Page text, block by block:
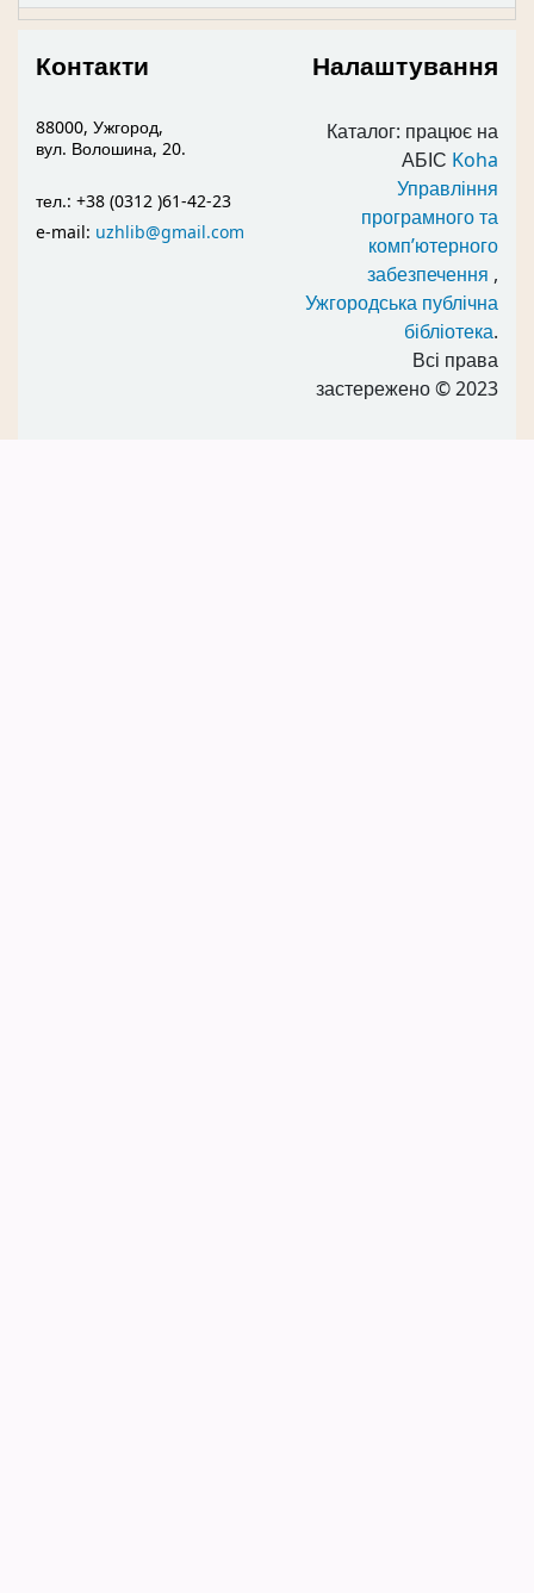
Контакти
88000, Ужгород,
вул. Волошина, 20.
тел.: +38 (0312 )61-42-23
e-mail: uzhlib@gmail.com
Налаштування
Каталог: працює на
АБІС Koha
Управління
програмного та
комп’ютерного
забезпечення ,
Ужгородська публічна
бібліотека.
Всі права
застережено© 2023